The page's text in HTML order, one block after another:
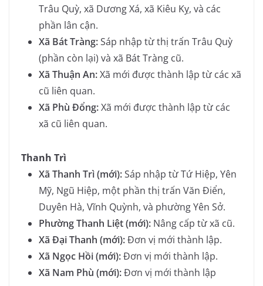
Trâu Quỳ, xã Dương Xá, xã Kiêu Kỵ, và các
phần lân cận.
Xã Bát Tràng:Sáp nhập từ thị trấn Trâu Quỳ
(phần còn lại) và xã Bát Tràng cũ.
Xã Thuận An:Xã mới được thành lập từ các xã
cũ liên quan.
Xã Phù Đổng:Xã mới được thành lập từ các
xã cũ liên quan.
Thanh Trì
Xã Thanh Trì (mới):Sáp nhập từ Tứ Hiệp, Yên
Mỹ, Ngũ Hiệp, một phần thị trấn Văn Điển,
Duyên Hà, Vĩnh Quỳnh, và phường Yên Sở.
Phường Thanh Liệt (mới): Nâng cấp từ xã cũ.
Xã Đại Thanh (mới):Đơn vị mới thành lập.
Xã Ngọc Hồi (mới):Đơn vị mới thành lập.
Xã Nam Phù (mới):Đơn vị mới thành lập